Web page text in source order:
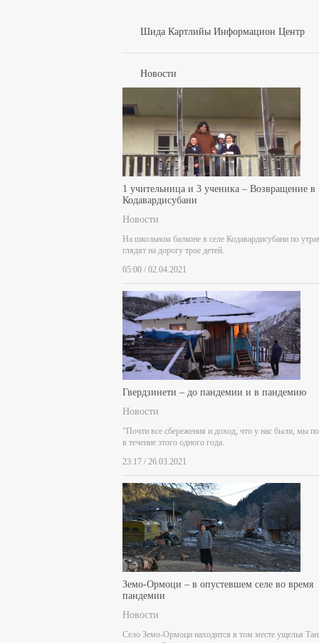
Шида Картлийы Информацион Центр
Новости
1 учительница и 3 ученика – Возвращение в
Кодавардисубани
Новости
На школьном балконе в селе Кодавардисубани по
глядят на дорогу трое детей.
05:00 / 02.04.2021
Гвердзинети – до пандемии и в пандемию
Новости
"Почти все сбережения и доход, что у нас были, мы
в течение этого одного года.
23:17 / 26.03.2021
Земо-Ормоци – в опустевшем селе во время
пандемии
Новости
Село Земо-Ормоци находится в том месте ущелья